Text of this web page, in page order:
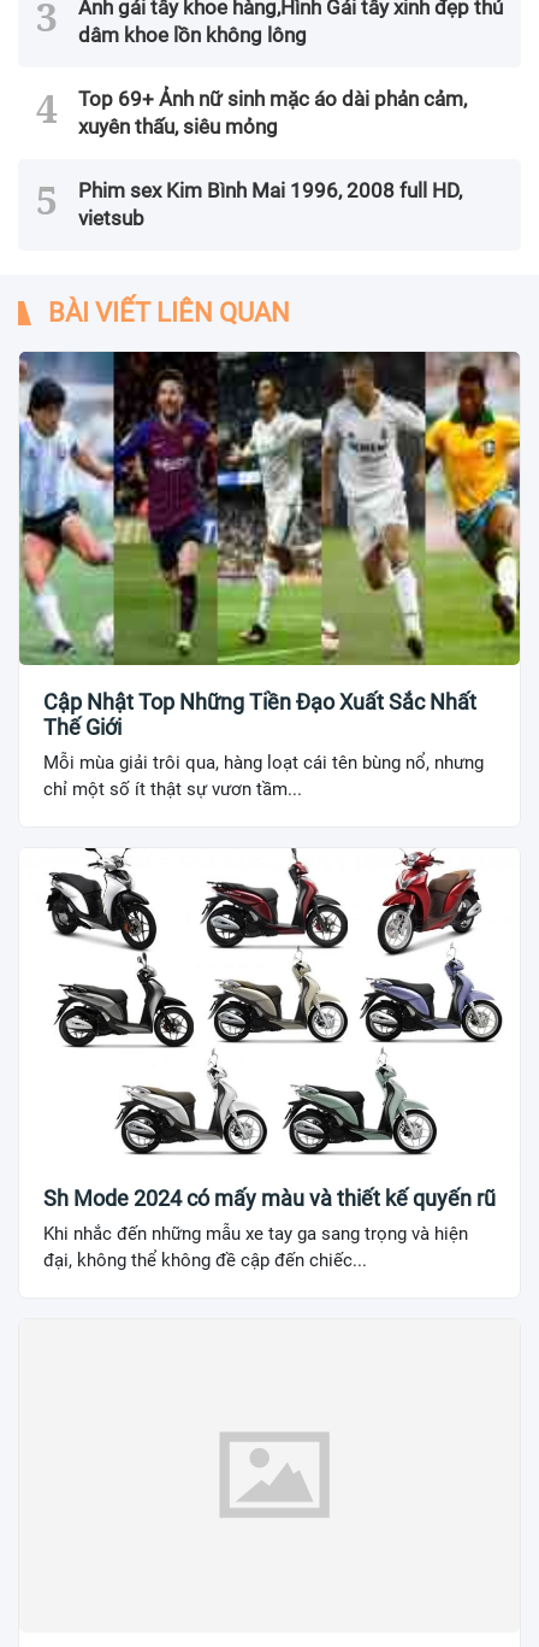
Ảnh gái tây khoe hàng,Hình Gái tây xinh đẹp thủ
dâm khoe lồn không lông
Top 69+ Ảnh nữ sinh mặc áo dài phản cảm,
xuyên thấu, siêu mỏng
Phim sex Kim Bình Mai 1996, 2008 full HD,
vietsub
BÀI VIẾT LIÊN QUAN
Cập Nhật Top Những Tiền Đạo Xuất Sắc Nhất
Thế Giới
Mỗi mùa giải trôi qua, hàng loạt cái tên bùng nổ, nhưng
chỉ một số ít thật sự vươn tầm...
Sh Mode 2024 có mấy màu và thiết kế quyến rũ
Khi nhắc đến những mẫu xe tay ga sang trọng và hiện
đại, không thể không đề cập đến chiếc...